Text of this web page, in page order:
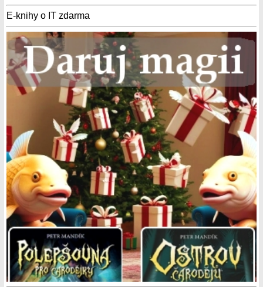
E-knihy o IT zdarma